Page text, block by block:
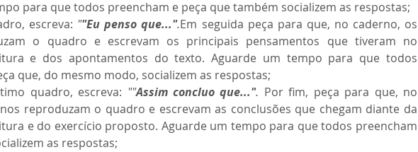
para que todos preencham e peça que também socializem as respostas;
escreva: ""Eu penso que...".Em seguida peça para que, no caderno, os
o quadro e escrevam os principais pensamentos que tiveram no
e dos apontamentos do texto. Aguarde um tempo para que todos
que, do mesmo modo, socializem as respostas;
quadro, escreva: ""Assim concluo que...". Por fim, peça para que, no
reproduzam o quadro e escrevam as conclusões que chegam diante da
e do exercício proposto. Aguarde um tempo para que todos preencham
as respostas;